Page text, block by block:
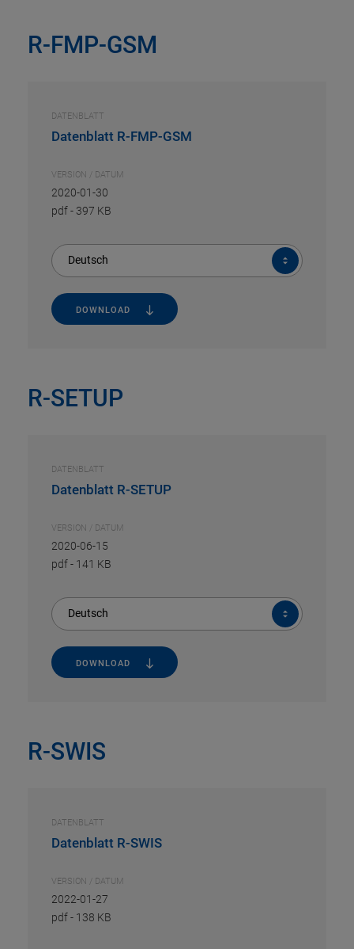
R-FMP-GSM
DATENBLATT
Datenblatt R-FMP-GSM
VERSION / DATUM
2020-01-30
pdf- 397 KB
Deutsch
DOWNLOAD
R-SETUP
DATENBLATT
Datenblatt R-SETUP
VERSION / DATUM
2020-06-15
pdf- 141 KB
Deutsch
DOWNLOAD
R-SWIS
DATENBLATT
Datenblatt R-SWIS
VERSION / DATUM
2022-01-27
pdf- 138 KB